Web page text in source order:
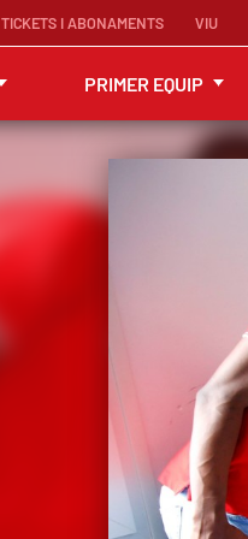
TICKETS I ABONAMENTS VIU
PRIMER EQUIP